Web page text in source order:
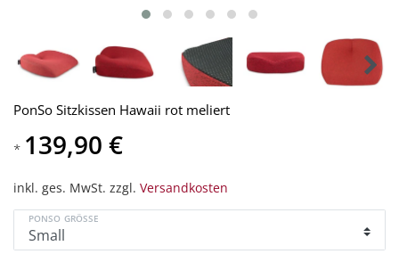
PonSo Sitzkissen Hawaii rot meliert
* 139,90 €
inkl. ges. MwSt. zzgl. Versandkosten
PONSO GRÖSSE